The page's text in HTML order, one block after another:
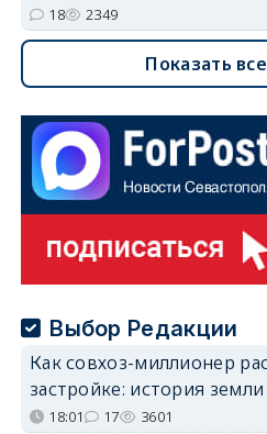
18 2349
Показать
Выбор Редакции
Как совхоз-миллионер
застройке: история
18:01 17 3601